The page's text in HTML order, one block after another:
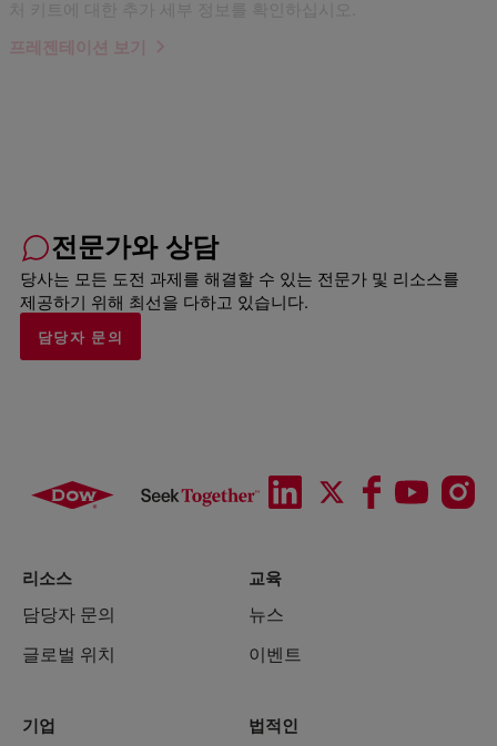
프레젠테이션 보기
전문가와 상담
당사는 모든 도전 과제를 해결할 수 있는 전문가 및 리소스를
제공하기 위해 최선을 다하고 있습니다.
담당자 문의
리소스
담당자 문의
글로벌 위치
교육
뉴스
이벤트
기업 법적인